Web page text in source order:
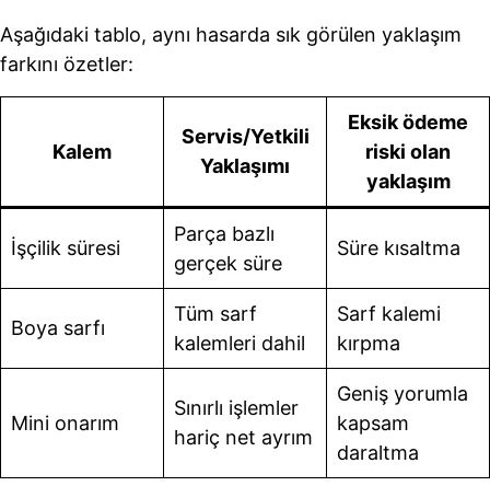
Aşağıdaki tablo, aynı hasarda sık görülen yaklaşım
farkını özetler:
Kalem
Servis/Yetkili
Yaklaşımı
Eksik ödeme
riski olan
yaklaşım
İşçilik süresi
Parça bazlı
gerçek süre
Süre kısaltma
Boya sarfı
Tüm sarf
kalemleri dahil
Sarf kalemi
kırpma
Mini onarım
Sınırlı işlemler
hariç net ayrım
Geniş yorumla
kapsam
daraltma